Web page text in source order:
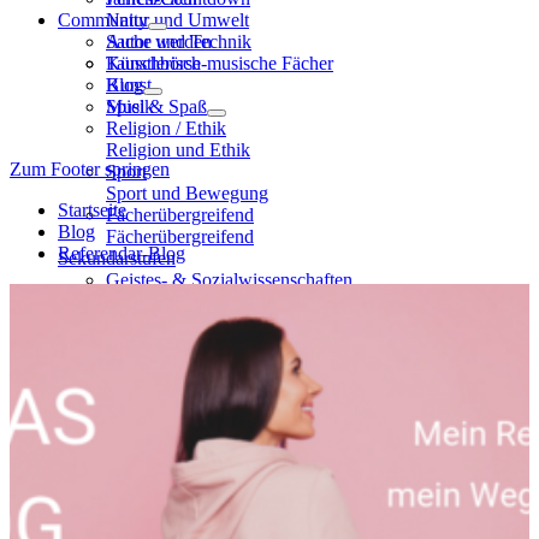
Natur und Umwelt
Sache und Technik
Künstlerisch-musische Fächer
Kunst
Musik
Religion / Ethik
Religion und Ethik
Sport
Sport und Bewegung
Fächerübergreifend
Fächerübergreifend
Sekundarstufen
Geistes- & Sozialwissenschaften
Politik / SoWi
Religion / Ethik
MINT: Mathematik, Informatik,
Naturwissenschaft, Technik
Astronomie
Community
Autor werden
Tauschbörse
Blog
Spiel & Spaß
Zum Footer springen
Startseite
Blog
Referendar-Blog